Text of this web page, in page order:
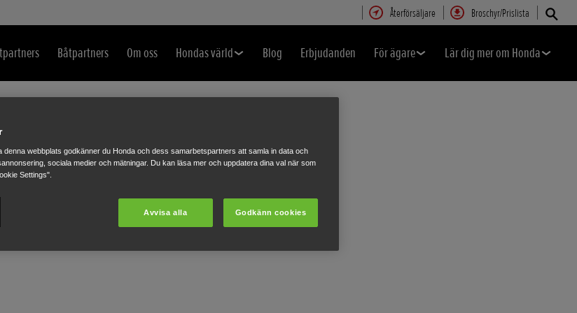
Återförsäljare Broschyr/Prislista
Båtpartners Om oss Hondas värld Blog Erbjudanden För ägare Lär dig mer om Honda
denna webbplats godkänner du Honda och dess samarbetspartners att samla in data och
sociala medier och mätningar. Du kan läsa mer och uppdatera dina val när som
Settings".
Avvisa alla Godkänn cookies